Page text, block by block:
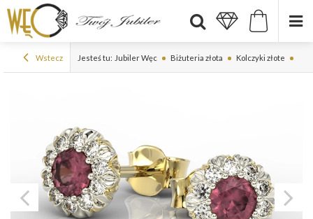
Wstecz Jesteś tu: Jubiler Węc Biżuteria złota Kolczyki złote